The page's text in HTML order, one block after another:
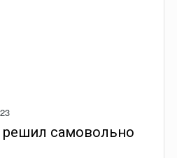
решил самовольно